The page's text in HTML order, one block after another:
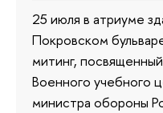
25 июля в атриуме
Покровском
митинг,
Военного учебного
министра обороны